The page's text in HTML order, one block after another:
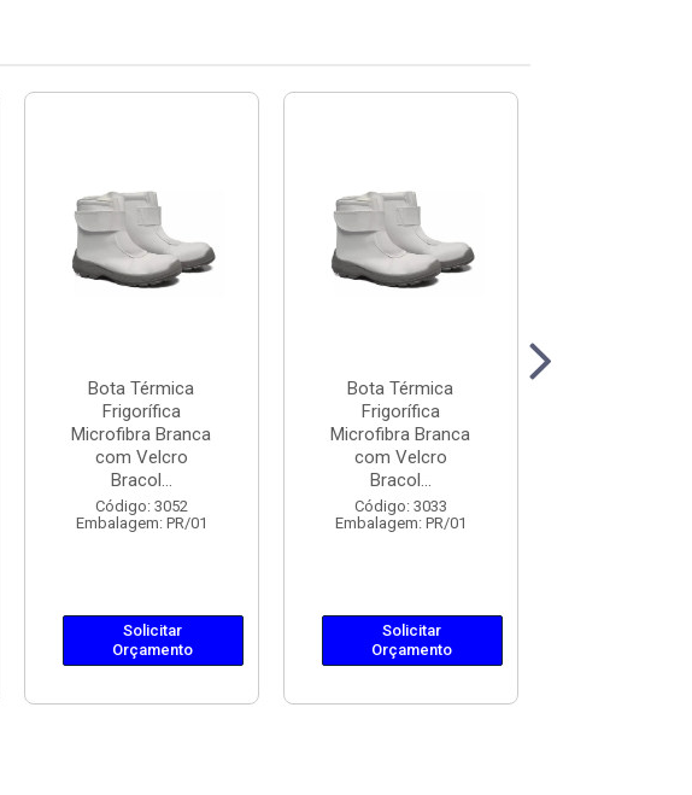
Bota Térmica
Frigorífica
Microfibra Branca
com Velcro
Bracol...
Código: 3052
Embalagem: PR/01
Solicitar
Orçamento
Bota Térmica
Frigorífica
Microfibra Branca
com Velcro
Bracol...
Código: 3033
Embalagem: PR/01
Solicitar
Orçamento